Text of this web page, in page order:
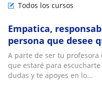
Todos los cursos
Empatica,
persona que desee
agrado lo hare
A parte de ser tu
que estaré para
dudas y te apoyes en lo...